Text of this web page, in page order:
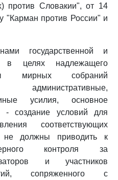
против Словакии", от 14
"Карман против России" и
государственной и
в целях надлежащего
мирных собраний
усилия, основное
- создание условий для
соответствующих
не должны приводить к
контроля за
и участников
сопряженного с